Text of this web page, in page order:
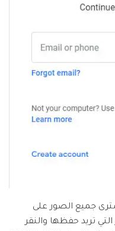
جميع الصور على
تريد حفظها والنقر